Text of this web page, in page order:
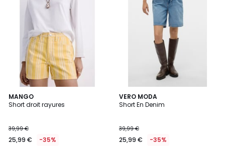
MANGO
Short droit rayures
39,99 €
25,99 € -35%
VERO MODA
Short En Denim
39,99 €
25,99 € -35%